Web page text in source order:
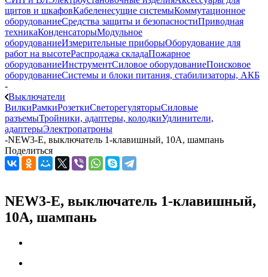
щитов и шкафовКабеленесущие системыКоммутационное
оборудованиеСредства защиты и безопасностиПриводная
техникаКонденсаторыМодульное
оборудованиеИзмерительные приборыОборудование для
работ на высотеРаспродажа складаПожарное
оборудованиеИнструментСиловое оборудованиеПоисковое
оборудованиеСистемы и блоки питания, стабилизаторы, АКБ
-
Выключатели
ВилкиРамкиРозеткиСветорегуляторыСиловые
разъемыТройники, адаптеры, колодкиУдлинители,
адаптерыЭлектропатроны
-NEW3-E, выключатель 1-клавишный, 10А, шампань
Поделиться
NEW3-E, выключатель 1-клавишный,
10А, шампань